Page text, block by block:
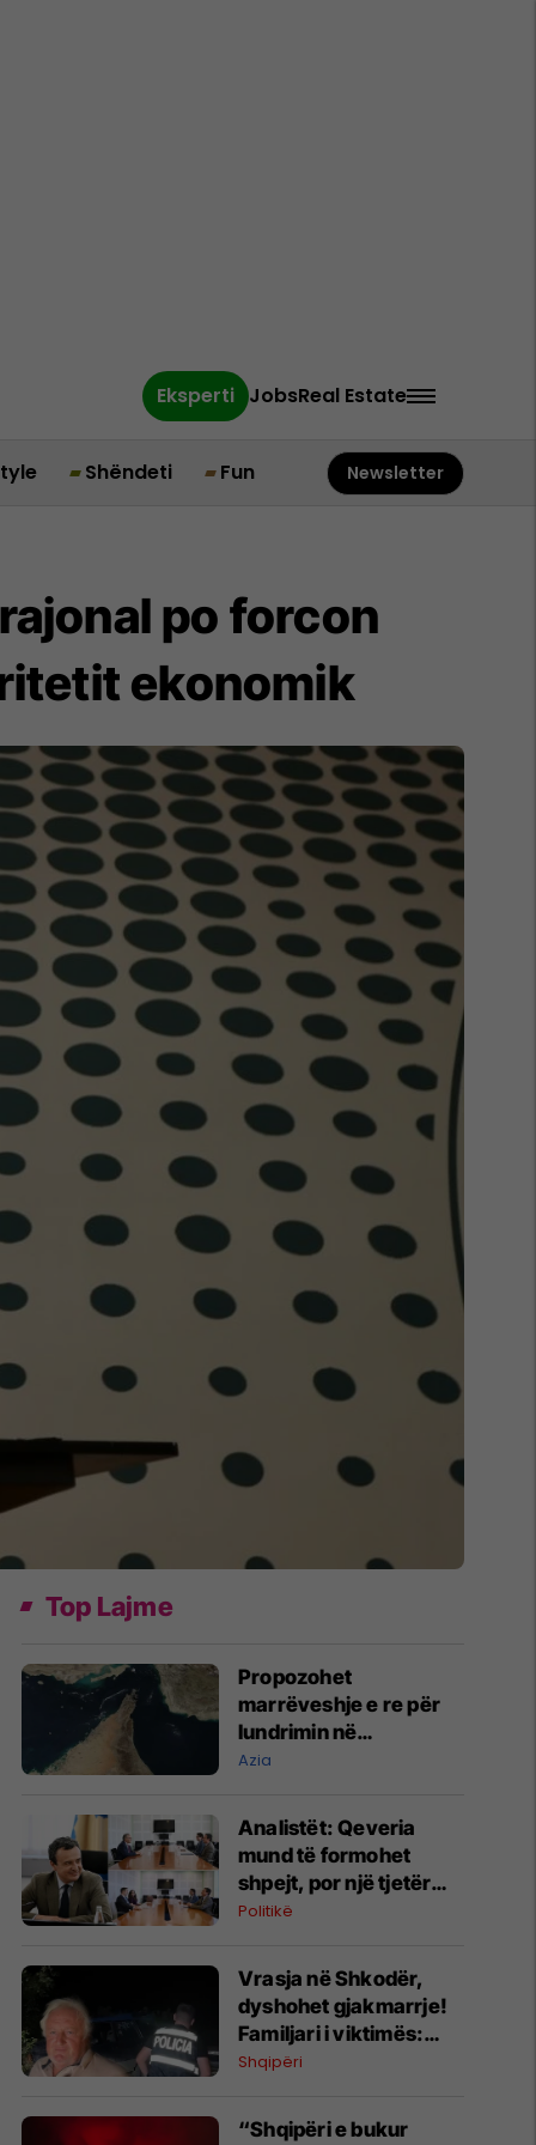
Eksperti JobsReal Estate
Shëndeti Fun Newsletter
po forcon
ekonomik
Top Lajme
Propozohet
marrëveshje e re për
lundrimin në
Ngushticën e Hormuzit
Azia
Analistët: Qeveria
mund të formohet
shpejt, por një tjetër
betejë politike sapo ka
Politikë
Vrasja në Shkodër,
dyshohet gjakmarrje!
Familjari i viktimës:
Kemi një person në
Shqipëri
“Shqipëri e bukur